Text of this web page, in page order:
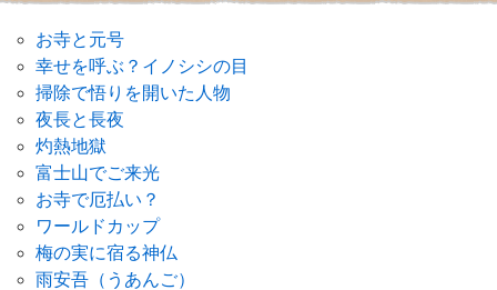
お寺と元号
幸せを呼ぶ？イノシシの目
掃除で悟りを開いた人物
夜長と長夜
灼熱地獄
富士山でご来光
お寺で厄払い？
ワールドカップ
梅の実に宿る神仏
雨安吾（うあんご）